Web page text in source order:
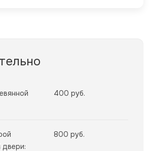
400 руб.
двери:
800 руб.